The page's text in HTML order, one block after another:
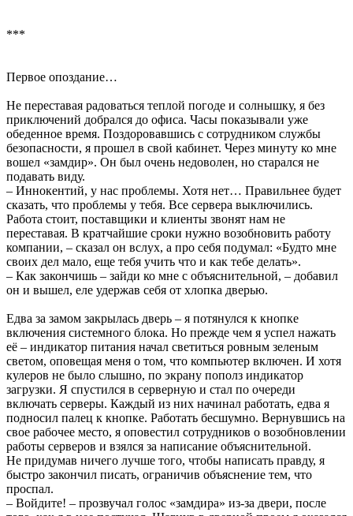
***
Первое опоздание…
Не переставая радоваться теплой погоде и солнышку, я без
приключений добрался до офиса. Часы показывали уже
обеденное время. Поздоровавшись с сотрудником службы
безопасности, я прошел в свой кабинет. Через минуту ко мне
вошел «замдир». Он был очень недоволен, но старался не
подавать виду.
– Иннокентий, у нас проблемы. Хотя нет… Правильнее будет
сказать, что проблемы у тебя. Все сервера выключились.
Работа стоит, поставщики и клиенты звонят нам не
переставая. В кратчайшие сроки нужно возобновить работу
компании, – сказал он вслух, а про себя подумал: «Будто мне
своих дел мало, еще тебя учить что и как тебе делать».
– Как закончишь – зайди ко мне с объяснительной, – добавил
он и вышел, еле удержав себя от хлопка дверью.
Едва за замом закрылась дверь – я потянулся к кнопке
включения системного блока. Но прежде чем я успел нажать
её – индикатор питания начал светиться ровным зеленым
светом, оповещая меня о том, что компьютер включен. И хотя
кулеров не было слышно, по экрану пополз индикатор
загрузки. Я спустился в серверную и стал по очереди
включать серверы. Каждый из них начинал работать, едва я
подносил палец к кнопке. Работать бесшумно. Вернувшись на
свое рабочее место, я оповестил сотрудников о возобновлении
работы серверов и взялся за написание объяснительной.
Не придумав ничего лучше того, чтобы написать правду, я
быстро закончил писать, ограничив объяснение тем, что
проспал.
– Войдите! – прозвучал голос «замдира» из-за двери, после